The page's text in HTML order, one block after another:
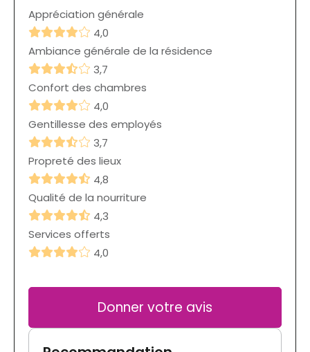
Appréciation générale
4,0
Ambiance générale de la résidence
3,7
Confort des chambres
4,0
Gentillesse des employés
3,7
Propreté des lieux
4,8
Qualité de la nourriture
4,3
Services offerts
4,0
Donner votre avis